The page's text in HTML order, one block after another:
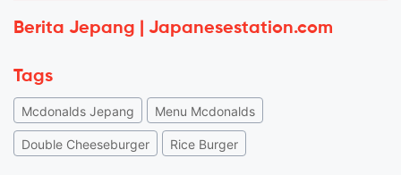
Berita Jepang | Japanesestation.com
Tags
Mcdonalds Jepang Menu Mcdonalds
Double Cheeseburger Rice Burger